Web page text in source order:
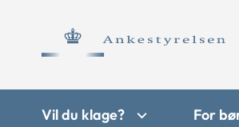
Vil du klage? For